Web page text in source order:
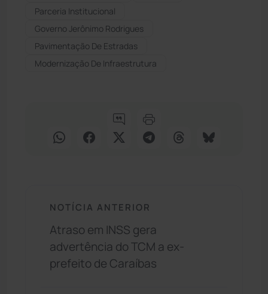
Parceria Institucional
Governo Jerônimo Rodrigues
Pavimentação De Estradas
Modernização De Infraestrutura
NOTÍCIA ANTERIOR
Atraso em INSS gera
advertência do TCM a ex-
prefeito de Caraíbas